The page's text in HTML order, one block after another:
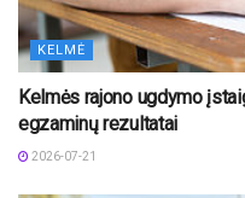
KELMĖ
Kelmės rajono ugdymo
egzaminų rezultatai
2026-07-21